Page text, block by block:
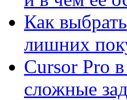
Как
лишних
Cursor Pro
сложные